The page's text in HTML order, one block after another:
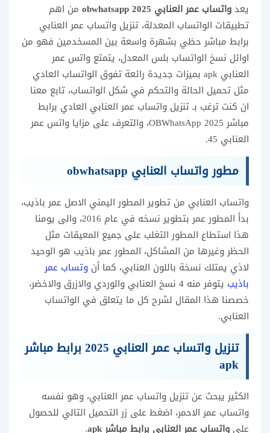
يعدواتساب عمر العنابي obwhatsapp 2025 من اهم
تطبيقات الواتساب المعدلة، تنزيل واتساب عمر العنابي
برابط مباشر حظي بشهرة واسعة بين المسخدمين فهو من
اوائل نسخ الواتساب بلس المعدل، يتمتع واتس عمر
العنابي apk بميزات جديدة رائعة تفوق الواتساب العادي
مثل تحميل الحالة والتحكم في شكل الواتساب، تابع معنا
ان كنت ترغب بـ تنزيل واتساب عمر العنابي العادي برابط
مباشر 2025 OBWhatsApp، والتعرف على مزايا واتس عمر
العنابي 45.
مطور واتساب العنابي obwhatsapp
واتساب العنابي من تطوير المطور اليمني الاصل عمر باذيب،
بدأ المطور عمر بتطوير نسخه في عام 2016، والى يومنا
هذا استطاع المطور التغلب على جميع المعيقات مثل
الحظر وغيرها من المشاكل، المطور عمر باذيب هو الوحيد
لاذي يمتلك نسخة باللون العنابي، كما أن وتساب عمر
باذيب
يتوفر منه 4 نسخ العنابي والوردي والازرق والاخضر،
خصصنا هذا المقال لشرح كل ما يتعلق في الواتساب
العنابي.
تنزيل واتساب عمر العنابي 2025 برابط مباشر
apk
الكثير يبحث عن تنزيل واتساب عمر العنابي، وهو نفسه
واتساب عمر الاحمر، اضغط على زر التحميل التالي للحصول
على واتساب عمر العنابي برابط مباشر apk
.